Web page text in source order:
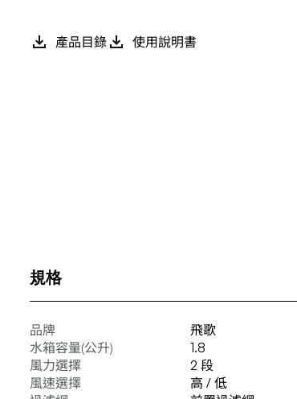
產品目錄 使用說明書
規格
品牌
飛歌
水箱容量(公升)
1.8
風力選擇
2 段
風速選擇
高 / 低